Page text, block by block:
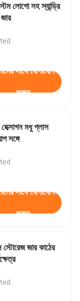
লোগো সহ স্যান্ড্রি
সাথে যোগাযোগ
করুন
মধু গ্লাস
সঙ্গে
সাথে যোগাযোগ
করুন
জার কাঠের